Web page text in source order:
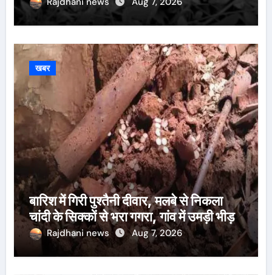
खबर
बारिश में गिरी पुश्तैनी दीवार, मलबे से निकला
चांदी के सिक्कों से भरा गगरा, गांव में उमड़ी भीड़
Rajdhani news Aug 7, 2026